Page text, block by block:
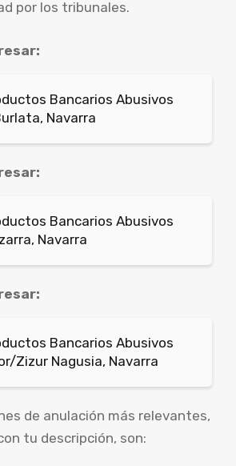
por los tribunales.
Bancarios Abusivos
Navarra
Bancarios Abusivos
Navarra
Bancarios Abusivos
Zizur Nagusia, Navarra
de anulación más relevantes,
tu descripción, son: